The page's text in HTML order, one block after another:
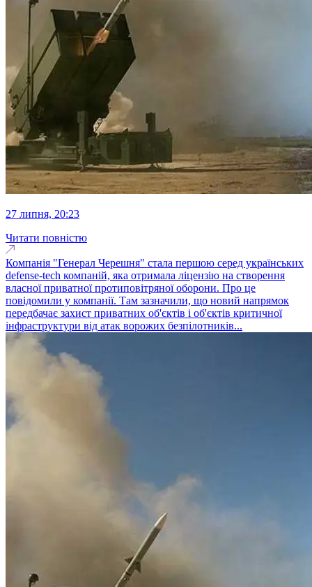
27 липня, 20:23
Читати повністю
Компанія "Генерал Черешня" стала першою серед українських
defense-tech компаній, яка отримала ліцензію на створення
власної приватної протиповітряної оборони. Про це
повідомили у компанії. Там зазначили, що новий напрямок
передбачає захист приватних об'єктів і об'єктів критичної
інфраструктури від атак ворожих безпілотників...